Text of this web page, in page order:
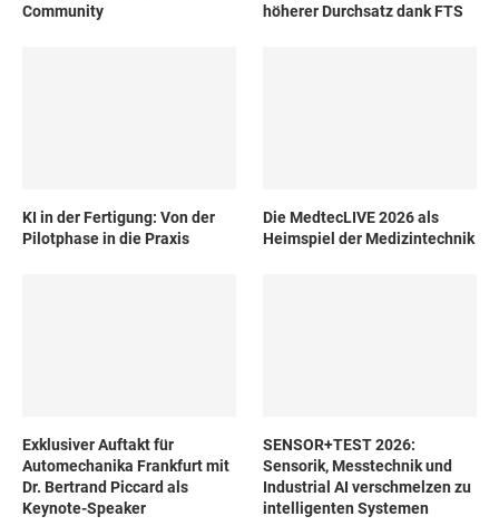
Community
höherer Durchsatz dank FTS
KI in der Fertigung: Von der
Pilotphase in die Praxis
Die MedtecLIVE 2026 als
Heimspiel der Medizintechnik
Exklusiver Auftakt für
Automechanika Frankfurt mit
Dr. Bertrand Piccard als
Keynote-Speaker
SENSOR+TEST 2026:
Sensorik, Messtechnik und
Industrial AI verschmelzen zu
intelligenten Systemen